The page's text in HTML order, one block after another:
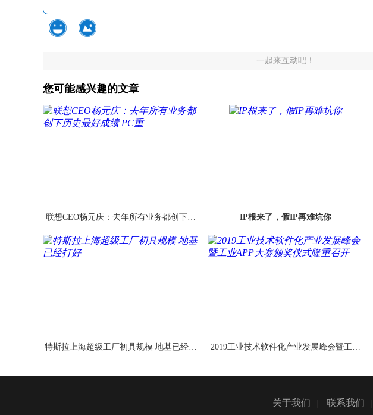
一起来互动吧！
您可能感兴趣的文章
联想CEO杨元庆：去年所有业务都创下历
IP根来了，假IP再难坑你
特斯拉上海超级工厂初具规模 地基已经打
2019工业技术软件化产业发展峰会暨工业
关于我们 联系我们